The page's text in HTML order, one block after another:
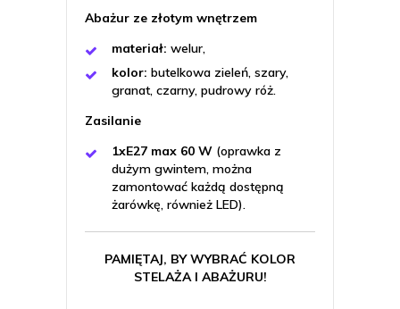
Abażur ze złotym wnętrzem
materiał: welur,
kolor: butelkowa zieleń, szary,
granat, czarny, pudrowy róż.
Zasilanie
1xE27 max 60 W (oprawka z
dużym gwintem, można
zamontować każdą dostępną
żarówkę, również LED).
PAMIĘTAJ, BY WYBRAĆ KOLOR
STELAŻA I ABAŻURU!